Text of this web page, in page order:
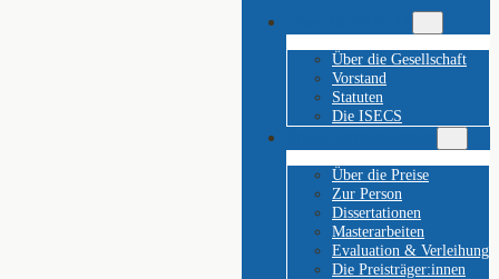
Über die Gesellschaft
Vorstand
Statuten
Die ISECS
Über die Preise
Zur Person
Dissertationen
Masterarbeiten
Evaluation & Verleihung
Die Preisträger:innen